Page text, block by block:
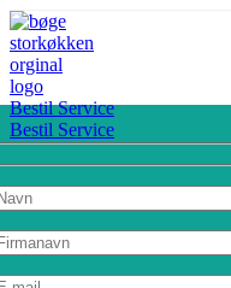
Bestil Service
Bestil Service